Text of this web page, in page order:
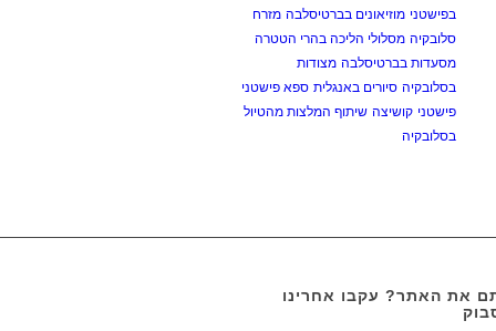
בפישטני מוזיאונים בברטיסלבה מזרח
סלובקיה מסלולי הליכה בהרי הטטרה
מסעדות בברטיסלבה מצודות
בסלובקיה סיורים באנגלית ספא פישטני
פישטני קושיצה שיתוף המלצות מהטיול
בסלובקיה
את האתר? עקבו אחרינו